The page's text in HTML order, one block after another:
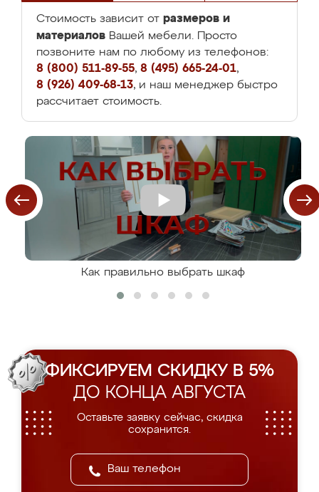
Стоимость зависит от размеров и
материалов Вашей мебели. Просто
позвоните нам по любому из телефонов:
8 (800) 511-89-55, 8 (495) 665-24-01,
8 (926) 409-68-13, и наш менеджер быстро
рассчитает стоимость.
Как правильно выбрать шкаф
ФИКСИРУЕМ СКИДКУ В 5%
ДО КОНЦА АВГУСТА
Оставьте заявку сейчас, скидка
сохранится.